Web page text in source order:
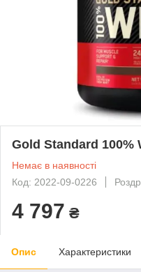
Gold Standard 100%
Немає в наявності
Код: 2022-09-0226
4 797 ₴
Опис Характеристики